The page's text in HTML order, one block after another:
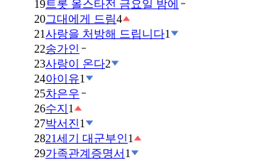
19트롯 올스타전 금요일 밤에
20그대에게 드림4
21사랑을 처방해 드립니다1
22송가인
23사랑이 온다2
24아이유1
25차은우
26수지 1
27박서진1
2821세기 대군부인1
29가족관계증명서 1